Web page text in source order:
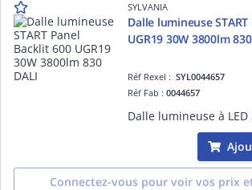
SYLVANIA
Dalle lumineuse
UGR19 30W 3800lm
Réf Rexel :SYL0044657
Réf Fab :0044657
Connectez-vous pour voir vos prix